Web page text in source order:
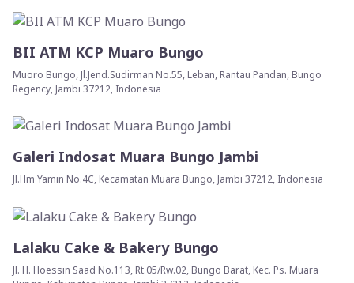
BII ATM KCP Muaro Bungo
Muoro Bungo, Jl.Jend.Sudirman No.55, Leban, Rantau Pandan, Bungo
Regency, Jambi 37212, Indonesia
Galeri Indosat Muara Bungo Jambi
Jl.Hm Yamin No.4C, Kecamatan Muara Bungo, Jambi 37212, Indonesia
Lalaku Cake & Bakery Bungo
Jl. H. Hoessin Saad No.113, Rt.05/Rw.02, Bungo Barat, Kec. Ps. Muara